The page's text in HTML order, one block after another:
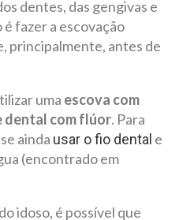
dentes, das gengivas e
fazer a escovação
principalmente, antes de
uma escova com
dental com flúor. Para
ainda usar o fio dental e
(encontrado em
idoso, é possível que